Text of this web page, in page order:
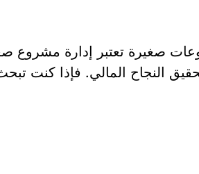
صغيرة تعتبر إدارة مشروع